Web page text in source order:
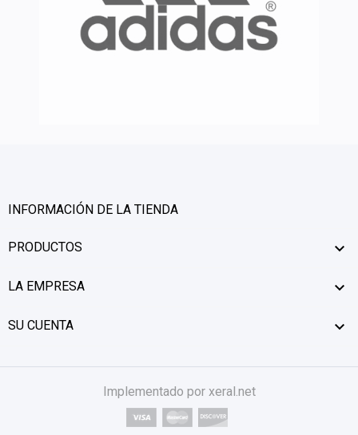
INFORMACIÓN DE LA TIENDA
PRODUCTOS 
LA EMPRESA 
SU CUENTA 
Implementado por xeral.net